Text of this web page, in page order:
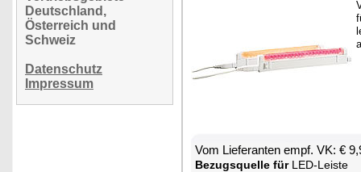
Deutschland,
Österreich und
Schweiz
Datenschutz
Impressum
Vom Lie­fe­ran­ten empf. VK: €
Be­zugs­quel­le fürLED-Leis­te